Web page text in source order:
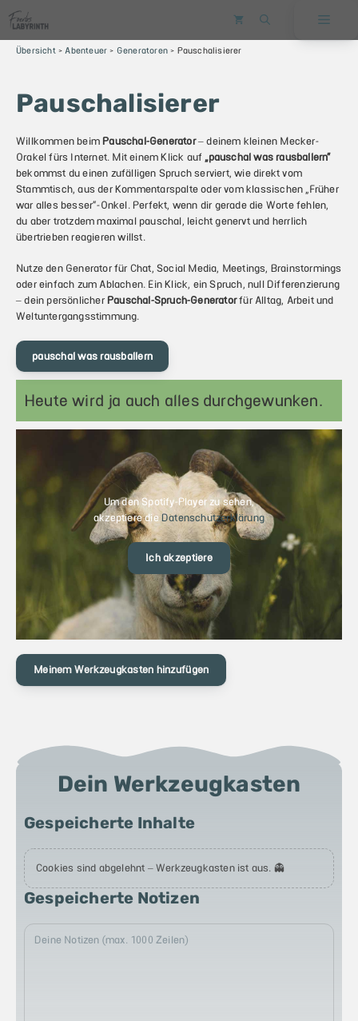
Inhalt
springen
Übersicht > Abenteuer > Generatoren > Pauschalisierer
Pauschalisierer
Willkommen beimPauschal-Generator– deinem kleinen Mecker-
Orakel fürs Internet. Mit einem Klick auf „pauschal was rausballern“
bekommst du einen zufälligen Spruch serviert, wie direkt vom
Stammtisch, aus der Kommentarspalte oder vom klassischen „Früher
war alles besser“-Onkel. Perfekt, wenn dir gerade die Worte fehlen,
du aber trotzdem maximal pauschal, leicht genervt und herrlich
übertrieben reagieren willst.
Nutze den Generator für Chat, Social Media, Meetings, Brainstormings
oder einfach zum Ablachen. Ein Klick, ein Spruch, null Differenzierung
– dein persönlicher Pauschal-Spruch-Generatorfür Alltag, Arbeit und
Weltuntergangsstimmung.
pauschal was rausballern
Heute wird ja auch alles durchgewunken.
Um den Spotify-Player zu sehen,
akzeptiere die Datenschutzerklärung
Ich akzeptiere
Meinem Werkzeugkasten hinzufügen
Dein Werkzeugkasten
Gespeicherte Inhalte
Cookies sind abgelehnt – Werkzeugkasten ist aus. 👻
Gespeicherte Notizen
Produkt zum Warenkorb hinzugefügt.
0 Artikel -0TRYX